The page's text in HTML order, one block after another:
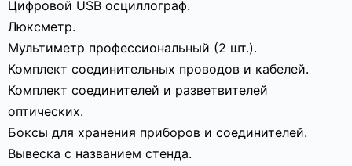
Цифровой USB осциллограф.
Люксметр.
Мультиметр профессиональный (2 шт.).
Комплект соединительных проводов и кабелей.
Комплект соединителей и разветвителей
оптических.
Боксы для хранения приборов и соединителей.
Вывеска с названием стенда.